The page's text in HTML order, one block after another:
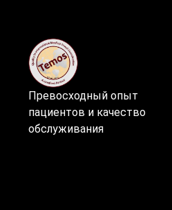
Превосходный опыт
пациентов и качество
обслуживания